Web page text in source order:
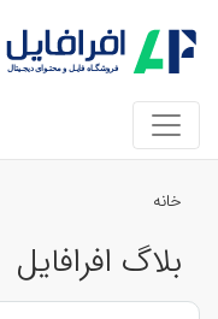
خانه
بلاگ افرافایل